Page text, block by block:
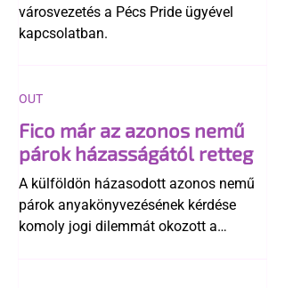
városvezetés a Pécs Pride ügyével
kapcsolatban.
Fico már az azonos nemű
párok házasságától retteg
A külföldön házasodott azonos nemű
párok anyakönyvezésének kérdése
komoly jogi dilemmát okozott a
OUT